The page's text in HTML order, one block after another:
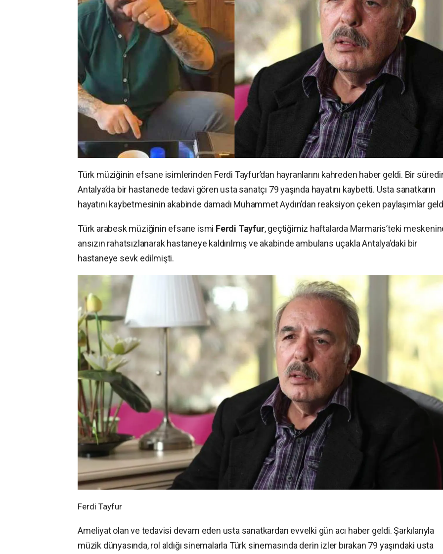
Türk müziğinin efsane isimlerinden Ferdi Tayfur’dan hayranlarını kahreden haber geldi. Bir
Antalya’da bir hastanede tedavi gören usta sanatçı 79 yaşında hayatını kaybetti. Usta sanatkarın
hayatını kaybetmesinin akabinde damadı Muhammet Aydın’dan reaksiyon çeken paylaşımlar
Türk arabesk müziğinin efsane ismi Ferdi Tayfur, geçtiğimiz haftalarda Marmaris’teki
ansızın rahatsızlanarak hastaneye kaldırılmış ve akabinde ambulans uçakla Antalya’daki bir
hastaneye sevk edilmişti.
Ferdi Tayfur
Ameliyat olan ve tedavisi devam eden usta sanatkardan evvelki gün acı haber geldi. Şarkılarıyla
müzik dünyasında, rol aldığı sinemalarla Türk sinemasında derin izler bırakan 79 yaşındaki usta